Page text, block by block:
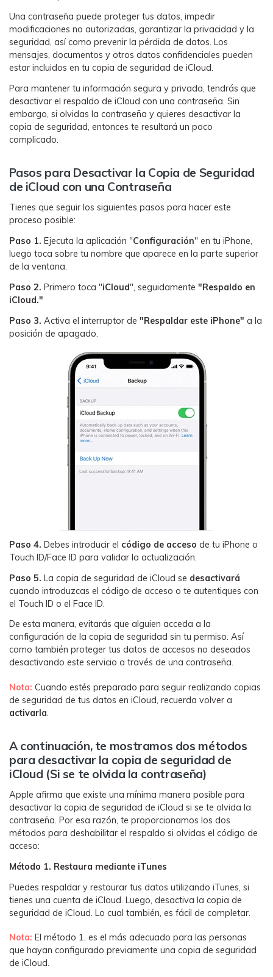
󠀰Una contraseña puede proteger tus datos, impedir
modificaciones no autorizadas, garantizar la privacidad y la
seguridad, así como prevenir la pérdida de datos.󠀲󠀡󠀠󠀥󠀩󠀧󠀣󠀤󠀧󠀳󠀰 Los
mensajes, documentos y otros datos confidenciales pueden
estar incluidos en tu copia de seguridad de iCloud.󠀲󠀡󠀠󠀥󠀩󠀧󠀣󠀤󠀨󠀳
Para mantener tu información segura y privada, tendrás que
desactivar el respaldo de iCloud con una contraseña.󠀲󠀡󠀠󠀥󠀩󠀧󠀣󠀤󠀩󠀳󠀰 Sin
embargo, si olvidas la contraseña y quieres desactivar la
copia de seguridad, entonces te resultará un poco
complicado.
󠀰Pasos para Desactivar la Copia de Seguridad
de iCloud con una Contraseña
󠀰Tienes que seguir los siguientes pasos para hacer este
proceso posible:󠀲󠀡󠀠󠀥󠀩󠀧󠀣󠀥󠀢󠀳
Paso 1. Ejecuta la aplicación "Configuración" en tu iPhone,
luego toca sobre tu nombre que aparece en la parte superior
de la ventana.󠀲󠀡󠀠󠀥󠀩󠀧󠀣󠀥󠀤󠀳
Paso 2. Primero toca "iCloud", seguidamente "Respaldo en
iCloud."
Paso 3. Activa el interruptor de "Respaldar este iPhone" a la
posición de apagado.
Paso 4. Debes introducir el código de acceso de tu iPhone o
Touch ID/Face ID para validar la actualización.󠀲󠀡󠀠󠀥󠀩󠀧󠀣󠀦󠀡
Paso 5. La copia de seguridad de iCloud se desactivará
cuando introduzcas el código de acceso o te autentiques con
el Touch ID o el Face ID.󠀲󠀡󠀠󠀥󠀩󠀧󠀣󠀦󠀢󠀳
󠀰De esta manera, evitarás que alguien acceda a la
configuración de la copia de seguridad sin tu permiso.󠀲󠀡󠀠󠀥󠀩󠀧󠀣󠀦󠀣󠀳󠀰 Así
como también proteger tus datos de accesos no deseados
desactivando este servicio a través de una contraseña.󠀲󠀡󠀠󠀥󠀩󠀧󠀣󠀦󠀤󠀳
󠀰Nota: Cuando estés preparado para seguir realizando copias
de seguridad de tus datos en iCloud, recuerda volver a
activarla
A continuación, te mostramos dos métodos
para desactivar la copia de seguridad de
iCloud (Si se te olvida la contraseña)󠀲󠀡󠀠󠀥󠀩󠀧󠀣󠀦󠀦󠀳
󠀰Apple afirma que existe una mínima manera posible para
desactivar la copia de seguridad de iCloud si se te olvida la
contraseña.󠀲󠀡󠀠󠀥󠀩󠀧󠀣󠀦󠀧󠀳󠀰 Por esa razón, te proporcionamos los dos
métodos para deshabilitar el respaldo si olvidas el código de
acceso:󠀲󠀡󠀠󠀥󠀩󠀧󠀣󠀦󠀨󠀳
Método 1. Restaura mediante iTunes󠀲󠀡󠀠󠀥󠀩󠀧󠀣󠀧󠀠󠀳
󠀰Puedes respaldar y restaurar tus datos utilizando iTunes, si
tienes una cuenta de iCloud.󠀲󠀡󠀠󠀥󠀩󠀧󠀣󠀧󠀡󠀳󠀰 Luego, desactiva la copia de
seguridad de iCloud.󠀲󠀡󠀠󠀥󠀩󠀧󠀣󠀧 Lo cual también, es fácil de completar.󠀲󠀡󠀠󠀥󠀩󠀧󠀣󠀧󠀣󠀳
󠀰Nota: El método 1, es el más adecuado para las personas
que hayan configurado previamente una copia de seguridad
de iCloud.󠀲󠀡󠀠󠀥󠀩󠀧󠀣󠀧󠀤󠀳